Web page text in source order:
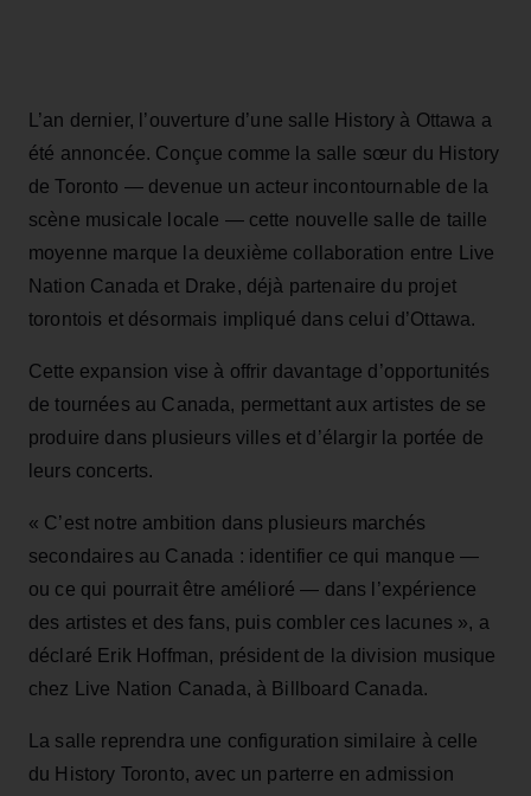
L’an dernier, l’ouverture d’une salle History à Ottawa a
été annoncée. Conçue comme la salle sœur du History
de Toronto — devenue un acteur incontournable de la
scène musicale locale — cette nouvelle salle de taille
moyenne marque la deuxième collaboration entre Live
Nation Canada et Drake, déjà partenaire du projet
torontois et désormais impliqué dans celui d’Ottawa.
Cette expansion vise à offrir davantage d’opportunités
de tournées au Canada, permettant aux artistes de se
produire dans plusieurs villes et d’élargir la portée de
leurs concerts.
« C’est notre ambition dans plusieurs marchés
secondaires au Canada : identifier ce qui manque —
ou ce qui pourrait être amélioré — dans l’expérience
des artistes et des fans, puis combler ces lacunes », a
déclaré Erik Hoffman, président de la division musique
chez Live Nation Canada, à Billboard Canada.
La salle reprendra une configuration similaire à celle
du History Toronto, avec un parterre en admission